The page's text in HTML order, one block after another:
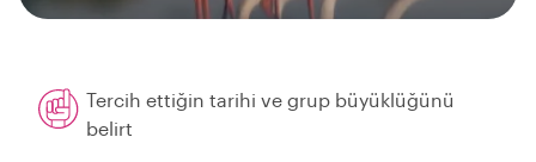
Tercih ettiğin tarihi ve grup büyüklüğünü
belirt